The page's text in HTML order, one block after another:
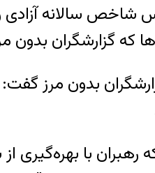
شاخص سالانه
کرده، ۱۸۰ کشور بر اساس واکنش‌شان
بدون مرز
با بهره‌گیری